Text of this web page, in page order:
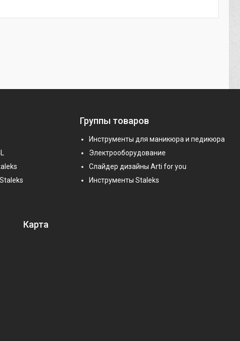
Группы товаров
Инструменты для маникюра и педикюра
Электрооборудование
Слайдер дизайны Arti for you
Инструменты Staleks
Карта